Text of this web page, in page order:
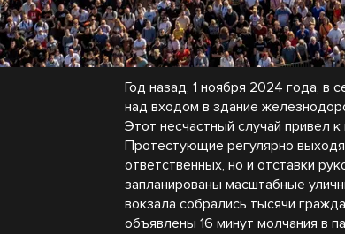
Год назад, 1 ноября 2024 года,
над входом в здание
Этот несчастный случай привел
Протестующие регулярно
ответственных, но и отставки
запланированы масштабные
вокзала собрались тысячи
объявлены 16 минут молчания в